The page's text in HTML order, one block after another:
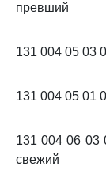
превший
131 004 05 03
131 004 05 01
131 004 06 03
свежий